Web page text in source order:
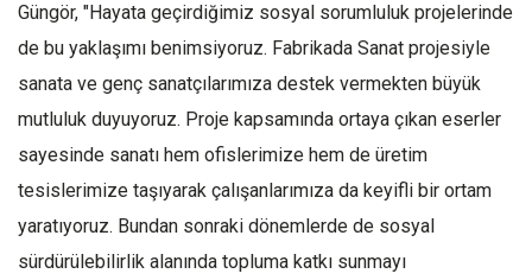
Güngör, "Hayata geçirdiğimiz sosyal sorumluluk projelerinde
de bu yaklaşımı benimsiyoruz. Fabrikada Sanat projesiyle
sanata ve genç sanatçılarımıza destek vermekten büyük
mutluluk duyuyoruz. Proje kapsamında ortaya çıkan eserler
sayesinde sanatı hem ofislerimize hem de üretim
tesislerimize taşıyarak çalışanlarımıza da keyifli bir ortam
yaratıyoruz. Bundan sonraki dönemlerde de sosyal
sürdürülebilirlik alanında topluma katkı sunmayı